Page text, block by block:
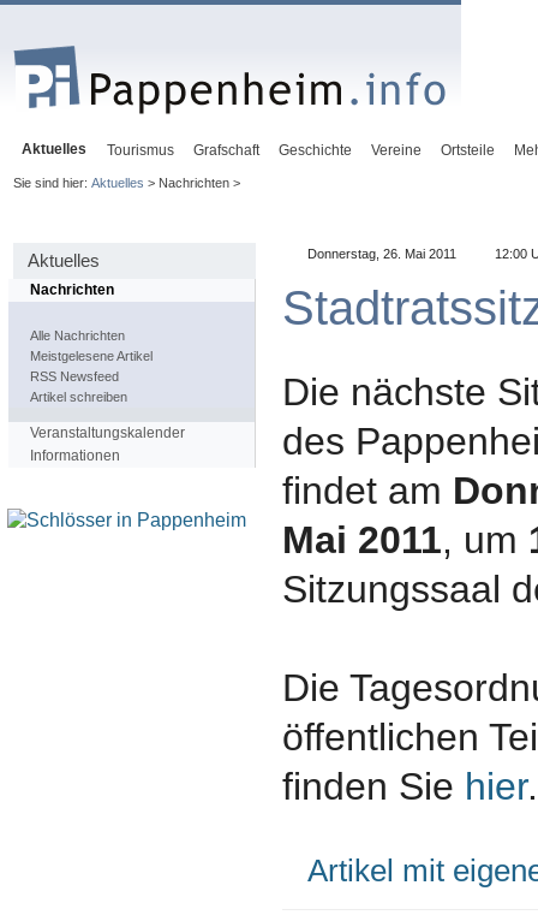
Aktuelles Tourismus Grafschaft Geschichte Vereine Ortsteile
Sie sind hier: Aktuelles > Nachrichten >
Aktuelles
Nachrichten
Alle Nachrichten
Meistgelesene Artikel
RSS Newsfeed
Artikel schreiben
Veranstaltungskalender
Informationen
Donnerstag, 26. Mai 2011 12:00
Die nächste
des
findet am
Mai 2011, um
Sitzungssaal
Die
öffentlichen
finden Sie hier.
Artikel mit